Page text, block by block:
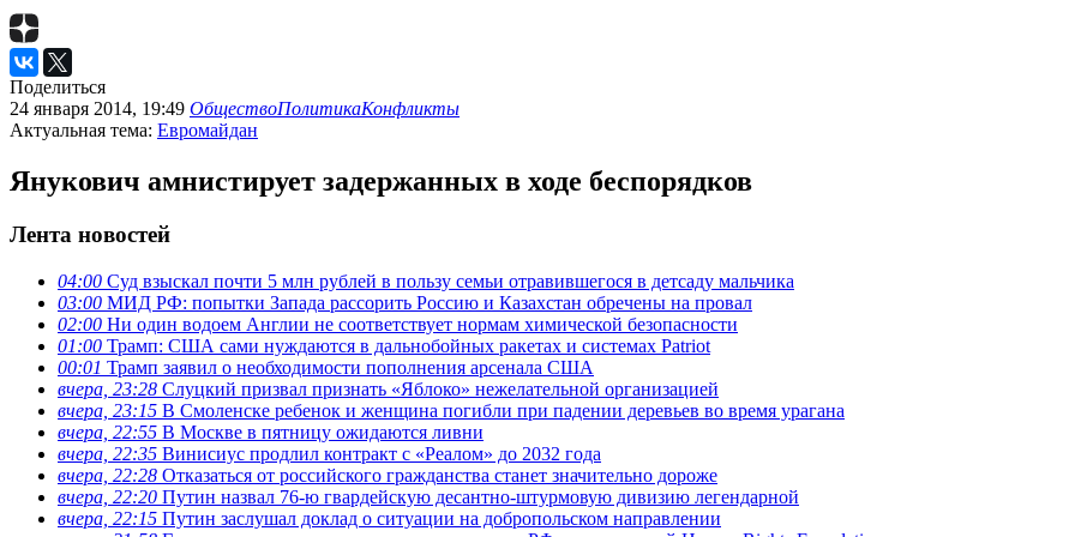
Поделиться
24 января 2014, 19:49 ОбществоПолитикаКонфликты
Актуальная тема: Евромайдан
Янукович амнистирует задержанных в ходе беспорядков
Лента новостей
04:00 Суд взыскал почти 5 млн рублей в пользу семьи отравившегося в детсаду мальчика
03:00 МИД РФ: попытки Запада рассорить Россию и Казахстан обречены на провал
02:00 Ни один водоем Англии не соответствует нормам химической безопасности
01:00 Трамп: США сами нуждаются в дальнобойных ракетах и системах Patriot
00:01 Трамп заявил о необходимости пополнения арсенала США
вчера, 23:28 Слуцкий призвал признать «Яблоко» нежелательной организацией
вчера, 23:15 В Смоленске ребенок и женщина погибли при падении деревьев во время урагана
вчера, 22:55 В Москве в пятницу ожидаются ливни
вчера, 22:35 Винисиус продлил контракт с «Реалом» до 2032 года
вчера, 22:28 Отказаться от российского гражданства станет значительно дороже
вчера, 22:20 Путин назвал 76-ю гвардейскую десантно-штурмовую дивизию легендарной
вчера, 22:15 Путин заслушал доклад о ситуации на добропольском направлении